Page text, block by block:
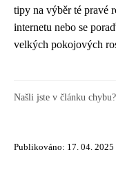
tipy na výběr té pravé
internetu nebo se
velkých pokojových
Našli jste v článku chybu?
Publikováno: 17. 04. 2025